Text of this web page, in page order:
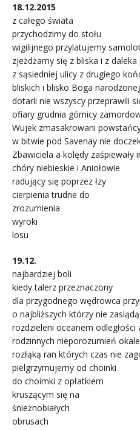
18.12.2015
z całego świata
przychodzimy do stołu
wigilijnego przylatujemy
zjeżdżamy się z bliska i z
z sąsiedniej ulicy z drugiego
bliskich i blisko Boga
dotarli nie wszyscy przeprawili
ofiary grudnia górnicy
Wujek zmasakrowani
w bitwie pod Savenay nie
Zbawiciela a kolędy zaśpiewały
chóry niebieskie i Aniołowie
radujący się poprzez łzy
cierpienia trudne do
zrozumienia
wyroki
losu
19.12.
najbardziej boli
kiedy talerz przeznaczony
dla przygodnego wędrowca
o najbliższych którzy nie
rozdzieleni oceanem
rodzinnych nieporozumień
rozłąką ran których czas nie
pielgrzymujemy od choinki
do choimki z opłatkiem
kruszącym się na
śnieżnobiałych
obrusach